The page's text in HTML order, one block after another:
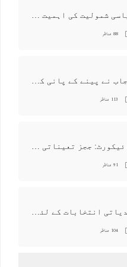
خواتین کی سیاسی شمولیت کی اہمیت اور فیصلہ سازی کے عمل میں فعال کردار
88 مناظر
وزیراعلیٰ پنجاب نے پینے کے پانی کی بوتل پر چارجز لگانے کی تجویز مستر دکر دی
113 مناظر
اسلام آباد ہائیکورٹ: ججز تعیناتی سمری منظور نہیں‌ ہونے کے خٌلاف فیصلہ محفوظ
91 مناظر
پنجاب میں‌بلدیاتی انتخابات کے لئے 12 ارب روپے سے زائد مختص کرنے کی منظوری
104 مناظر